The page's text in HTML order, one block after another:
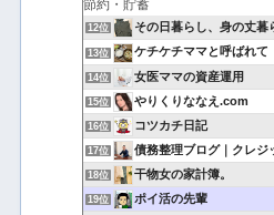
12位 その日暮らし、身の丈暮
13位 ケチケチママと呼ばれて
14位 女医ママの資産運用
15位 やりくりななえ.com
16位 コツカチ日記
17位 債務整理ブログ｜クレジットカー
18位 干物女の家計簿。
19位 ポイ活の先輩